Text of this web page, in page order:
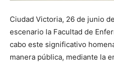
Ciudad Victoria, 26 de junio
escenario la Facultad de
cabo este significativo
manera pública, mediante la